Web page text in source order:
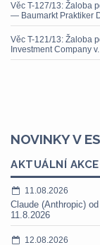
Věc T-127/13: Žaloba
— Baumarkt Praktiker
Věc T-121/13: Žaloba
Investment Company
NOVINKY V
AKTUÁLNÍ AKCE
11.08.2026
Claude (Anthropic)
11.8.2026
12.08.2026